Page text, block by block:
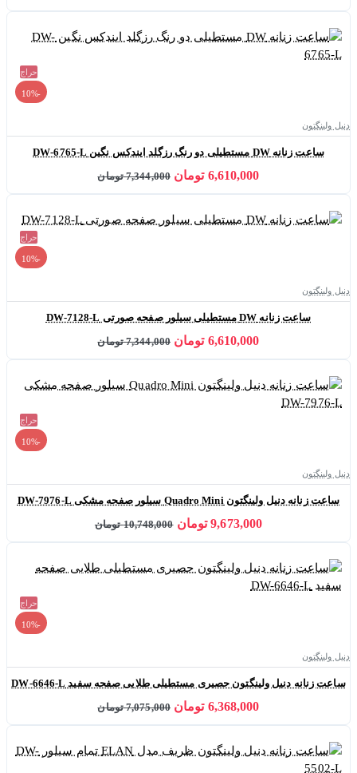
حراج
-10%
دنیل ولینگتون
ساعت زنانه DW مستطیلی دو رنگ رزگلد ایندکس نگین DW-6765-L
6,610,000 تومان 7,344,000 تومان
حراج
-10%
دنیل ولینگتون
ساعت زنانه DW مستطیلی سیلور صفحه صورتی DW-7128-L
6,610,000 تومان 7,344,000 تومان
حراج
-10%
دنیل ولینگتون
ساعت زنانه دنیل ولینگتون Quadro Mini سیلور صفحه مشکی DW-7976-L
9,673,000 تومان 10,748,000 تومان
حراج
-10%
دنیل ولینگتون
ساعت زنانه دنیل ولینگتون حصیری مستطیلی طلایی صفحه سفید DW-6646-L
6,368,000 تومان 7,075,000 تومان